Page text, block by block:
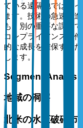
ている遠隔地では、
ます。技術の急速な
も、別の重要な課題
コンプライアンス要
的な成長を確保する
します。
Segment Analysis
地域の洞察
北米の水圧破砕市場